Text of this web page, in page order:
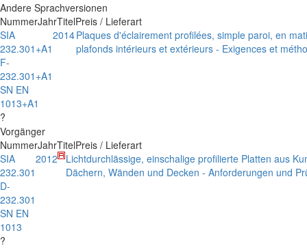
Andere Sprachversionen
NummerJahrTitelPreis / Lieferart
SIA
232.301+A1
F-
232.301+A1
SN EN
1013+A1
?
2014Plaques d'éclairement profilées, simple paroi, en
plafonds intérieurs et extérieurs - Exigences et
Vorgänger
NummerJahrTitelPreis / Lieferart
SIA
232.301
D-
232.301
SN EN
1013
?
2012
Lichtdurchlässige, einschalige profilierte Platten aus
Dächern, Wänden und Decken - Anforderungen und